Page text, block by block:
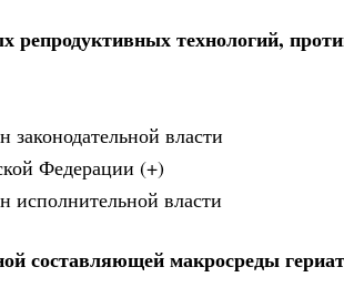
репродуктивных технологий,
власти
Федерации (+)
исполнительной власти
составляющей макросреды